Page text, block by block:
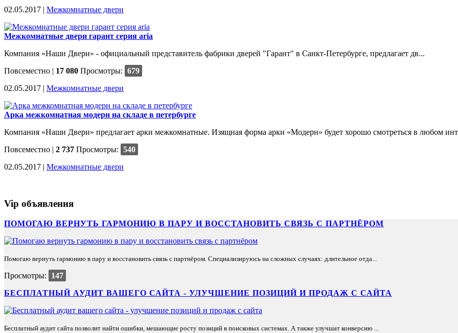
02.05.2017 | Межкомнатные двери
Межкомнатные двери гарант серия aria
Компания «Наши Двери» - официальный представитель фабрики дверей "Гарант" в Санкт-Петербурге, предлагает дв...
Повсеместно | 17 080 Просмотры: 679
02.05.2017 | Межкомнатные двери
Арка межкомнатная модерн на складе в петербурге
Компания «Наши Двери» предлагает арки межкомнатные. Изящная форма арки «Модерн» будет хорошо смотреться в любом
Повсеместно | 2 737 Просмотры: 540
02.05.2017 | Межкомнатные двери
Vip объявления
ПОМОГАЮ ВЕРНУТЬ ГАРМОНИЮ В ПАРУ И ВОССТАНОВИТЬ СВЯЗЬ С ПАРТНЁРОМ
Помогаю вернуть гармонию в пару и восстановить связь с партнёром. Специализируюсь на сложных случаях: длительное отда...
Просмотры:
147
БЕСПЛАТНЫЙ АУДИТ ВАШЕГО САЙТА - УЛУЧШЕНИЕ ПОЗИЦИЙ И ПРОДАЖ С САЙТА
Бесплатный аудит сайта позволит найти ошибки, мешающие росту позиций в поисковых системах. А также улучшат конверсию ...